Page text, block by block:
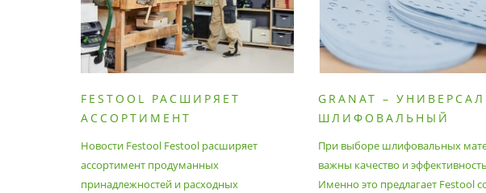
FESTOOL РАСШИРЯЕТ
АССОРТИМЕНТ
ПРИНАДЛЕЖНОСТЕЙ И
РАСХОДНЫХ МАТЕРИАЛОВ
Новости Festool Festool расширяет
ассортимент продуманных
принадлежностей и расходных
GRANAT –
ШЛИФОВАЛЬНЫЙ
При выборе шлифовальных
важны качество и
Именно это предлагает Festool